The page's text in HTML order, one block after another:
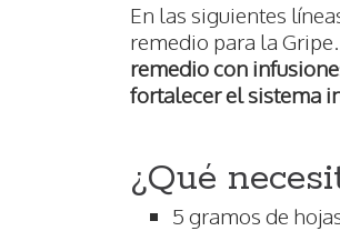
En las siguientes
remedio para la
remedio con
fortalecer el sistema
¿Qué
5 gramos de